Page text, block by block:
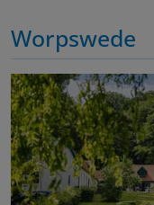
Worpswede